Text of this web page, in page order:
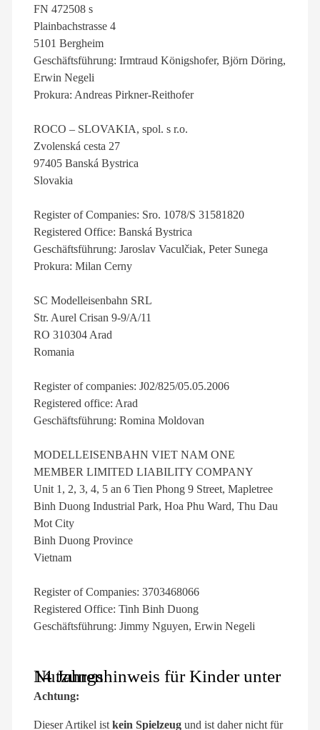
FN 472508 s
Plainbachstrasse 4
5101 Bergheim
Geschäftsführung: Irmtraud Königshofer, Björn Döring,
Erwin Negeli
Prokura: Andreas Pirkner-Reithofer
ROCO – SLOVAKIA, spol. s r.o.
Zvolenská cesta 27
97405 Banská Bystrica
Slovakia
Register of Companies: Sro. 1078/S 31581820
Registered Office: Banská Bystrica
Geschäftsführung: Jaroslav Vaculčiak, Peter Sunega
Prokura: Milan Cerny
SC Modelleisenbahn SRL
Str. Aurel Crisan 9-9/A/11
RO 310304 Arad
Romania
Register of companies: J02/825/05.05.2006
Registered office: Arad
Geschäftsführung: Romina Moldovan
MODELLEISENBAHN VIET NAM ONE
MEMBER LIMITED LIABILITY COMPANY
Unit 1, 2, 3, 4, 5 an 6 Tien Phong 9 Street, Mapletree
Binh Duong Industrial Park, Hoa Phu Ward, Thu Dau
Mot City
Binh Duong Province
Vietnam
Register of Companies: 3703468066
Registered Office: Tinh Binh Duong
Geschäftsführung: Jimmy Nguyen, Erwin Negeli
Nutzungshinweis für Kinder unter 14 Jahren
Achtung:
Dieser Artikel ist kein Spielzeug und ist daher nicht für